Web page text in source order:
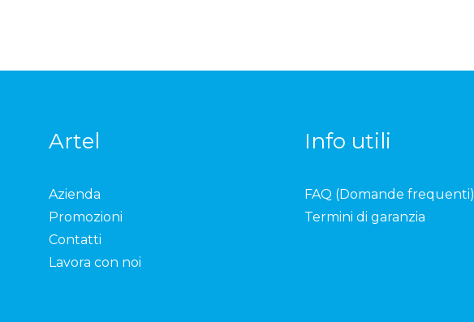
Artel
Azienda
Promozioni
Contatti
Lavora con noi
Info utili
FAQ (Domande frequenti)
Termini di garanzia